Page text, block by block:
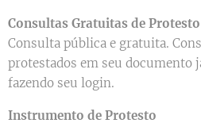
Consultas Gratuitas de Protesto
Consulta pública e gratuita.
protestados em seu documento
fazendo seu login.
Instrumento de Protesto